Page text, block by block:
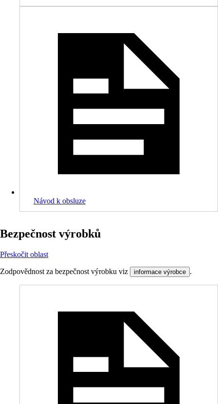
Návod k obsluze
Bezpečnost výrobků
Přeskočit oblast
Zodpovědnost za bezpečnost výrobku viz informace výrobce .